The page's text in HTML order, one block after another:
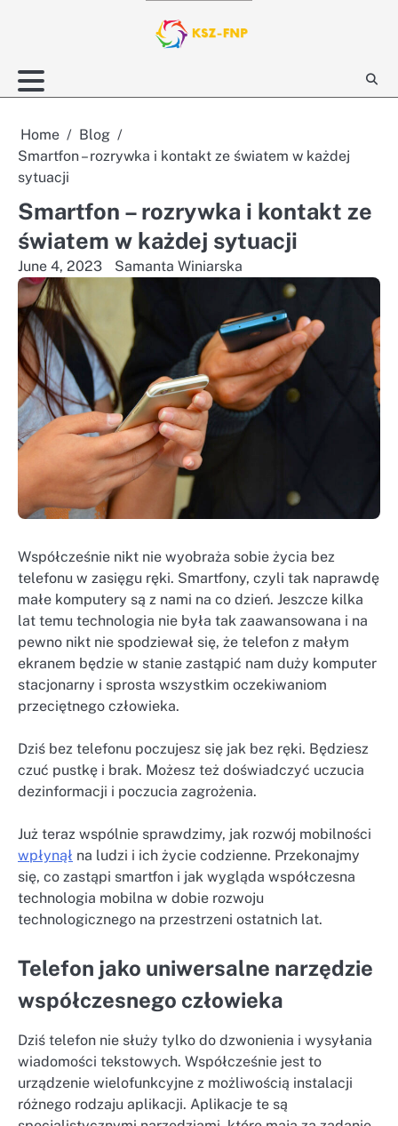
Home
Blog
Smartfon – rozrywka i kontakt ze światem w każdej
sytuacji
Smartfon – rozrywka i kontakt ze
światem w każdej sytuacji
June 4, 2023 Samanta Winiarska
Współcześnie nikt nie wyobraża sobie życia bez
telefonu w zasięgu ręki. Smartfony, czyli tak naprawdę
małe komputery są z nami na co dzień. Jeszcze kilka
lat temu technologia nie była tak zaawansowana i na
pewno nikt nie spodziewał się, że telefon z małym
ekranem będzie w stanie zastąpić nam duży komputer
stacjonarny i sprosta wszystkim oczekiwaniom
przeciętnego człowieka.
Dziś bez telefonu poczujesz się jak bez ręki. Będziesz
czuć pustkę i brak. Możesz też doświadczyć uczucia
dezinformacji i poczucia zagrożenia.
Już teraz wspólnie sprawdzimy, jak rozwój mobilności
wpłynął na ludzi i ich życie codzienne. Przekonajmy
się, co zastąpi smartfon i jak wygląda współczesna
technologia mobilna w dobie rozwoju
technologicznego na przestrzeni ostatnich lat.
Telefon jako uniwersalne narzędzie
współczesnego człowieka
Dziś telefon nie służy tylko do dzwonienia i wysyłania
wiadomości tekstowych. Współcześnie jest to
urządzenie wielofunkcyjne z możliwością instalacji
różnego rodzaju aplikacji. Aplikacje te są